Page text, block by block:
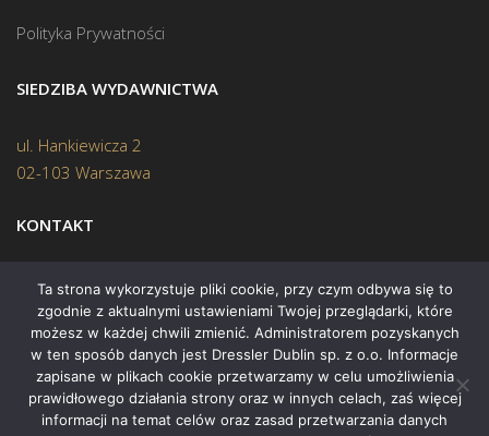
Polityka Prywatności
SIEDZIBA WYDAWNICTWA
ul. Hankiewicza 2
02-103 Warszawa
KONTAKT
Biuro: (22) 45 70 402
Mail:biuro@swiatksiazki.pl
Ta strona wykorzystuje pliki cookie, przy czym odbywa się to
zgodnie z aktualnymi ustawieniami Twojej przeglądarki, które
możesz w każdej chwili zmienić. Administratorem pozyskanych
w ten sposób danych jest Dressler Dublin sp. z o.o. Informacje
zapisane w plikach cookie przetwarzamy w celu umożliwienia
prawidłowego działania strony oraz w innych celach, zaś więcej
informacji na temat celów oraz zasad przetwarzania danych